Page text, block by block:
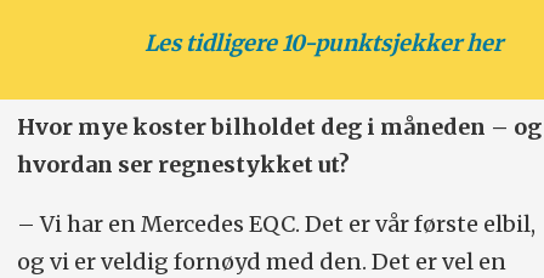
Les tidligere 10-punktsjekker her
Hvor mye koster bilholdet deg i måneden – og
hvordan ser regnestykket ut?
– Vi har en Mercedes EQC. Det er vår første elbil,
og vi er veldig fornøyd med den. Det er vel en